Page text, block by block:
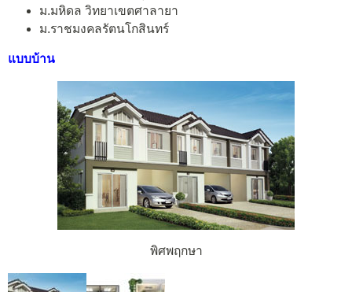
ม.มหิดล วิทยาเขตศาลายา
ม.ราชมงคลรัตนโกสินทร์
แบบบ้าน
พิศพฤกษา